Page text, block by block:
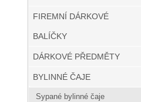
FIREMNÍ DÁRKOVÉ
BALÍČKY
DÁRKOVÉ PŘEDMĚTY
BYLINNÉ ČAJE
Sypané bylinné čaje